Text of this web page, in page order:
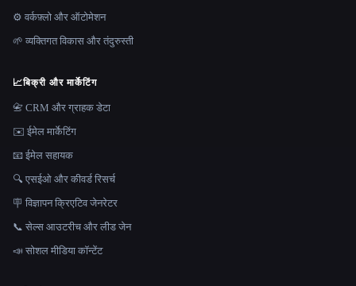
⚙️ वर्कफ़्लो और ऑटोमेशन
🌱 व्यक्तिगत विकास और तंदुरुस्ती
📈बिक्री और मार्केटिंग
📇 CRM और ग्राहक डेटा
✉️ ईमेल मार्केटिंग
📧 ईमेल सहायक
🔍 एसईओ और कीवर्ड रिसर्च
🪧 विज्ञापन क्रिएटिव जेनरेटर
📞 सेल्स आउटरीच और लीड जेन
📣 सोशल मीडिया कॉन्टेंट